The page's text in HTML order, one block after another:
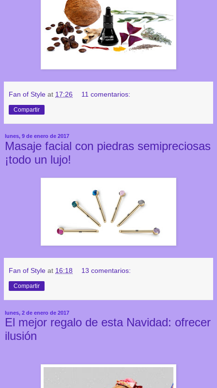
Fan of Style at 17:26 11 comentarios:
Compartir
lunes, 9 de enero de 2017
Masaje facial con piedras semipreciosas
¡todo un lujo!
Fan of Style at 16:18 13 comentarios:
Compartir
lunes, 2 de enero de 2017
El mejor regalo de esta Navidad: ofrecer
ilusión